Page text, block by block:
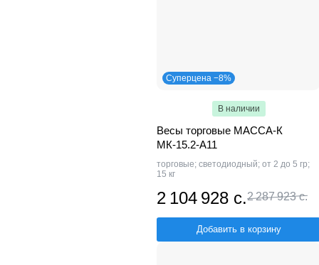
Суперцена −8%
В наличии
Весы торговые МАССА-К
МК-15.2-А11
торговые; светодиодный; от 2 до 5 гр;
15 кг
2 104 928 с.2 287 923 с.
Добавить в корзину